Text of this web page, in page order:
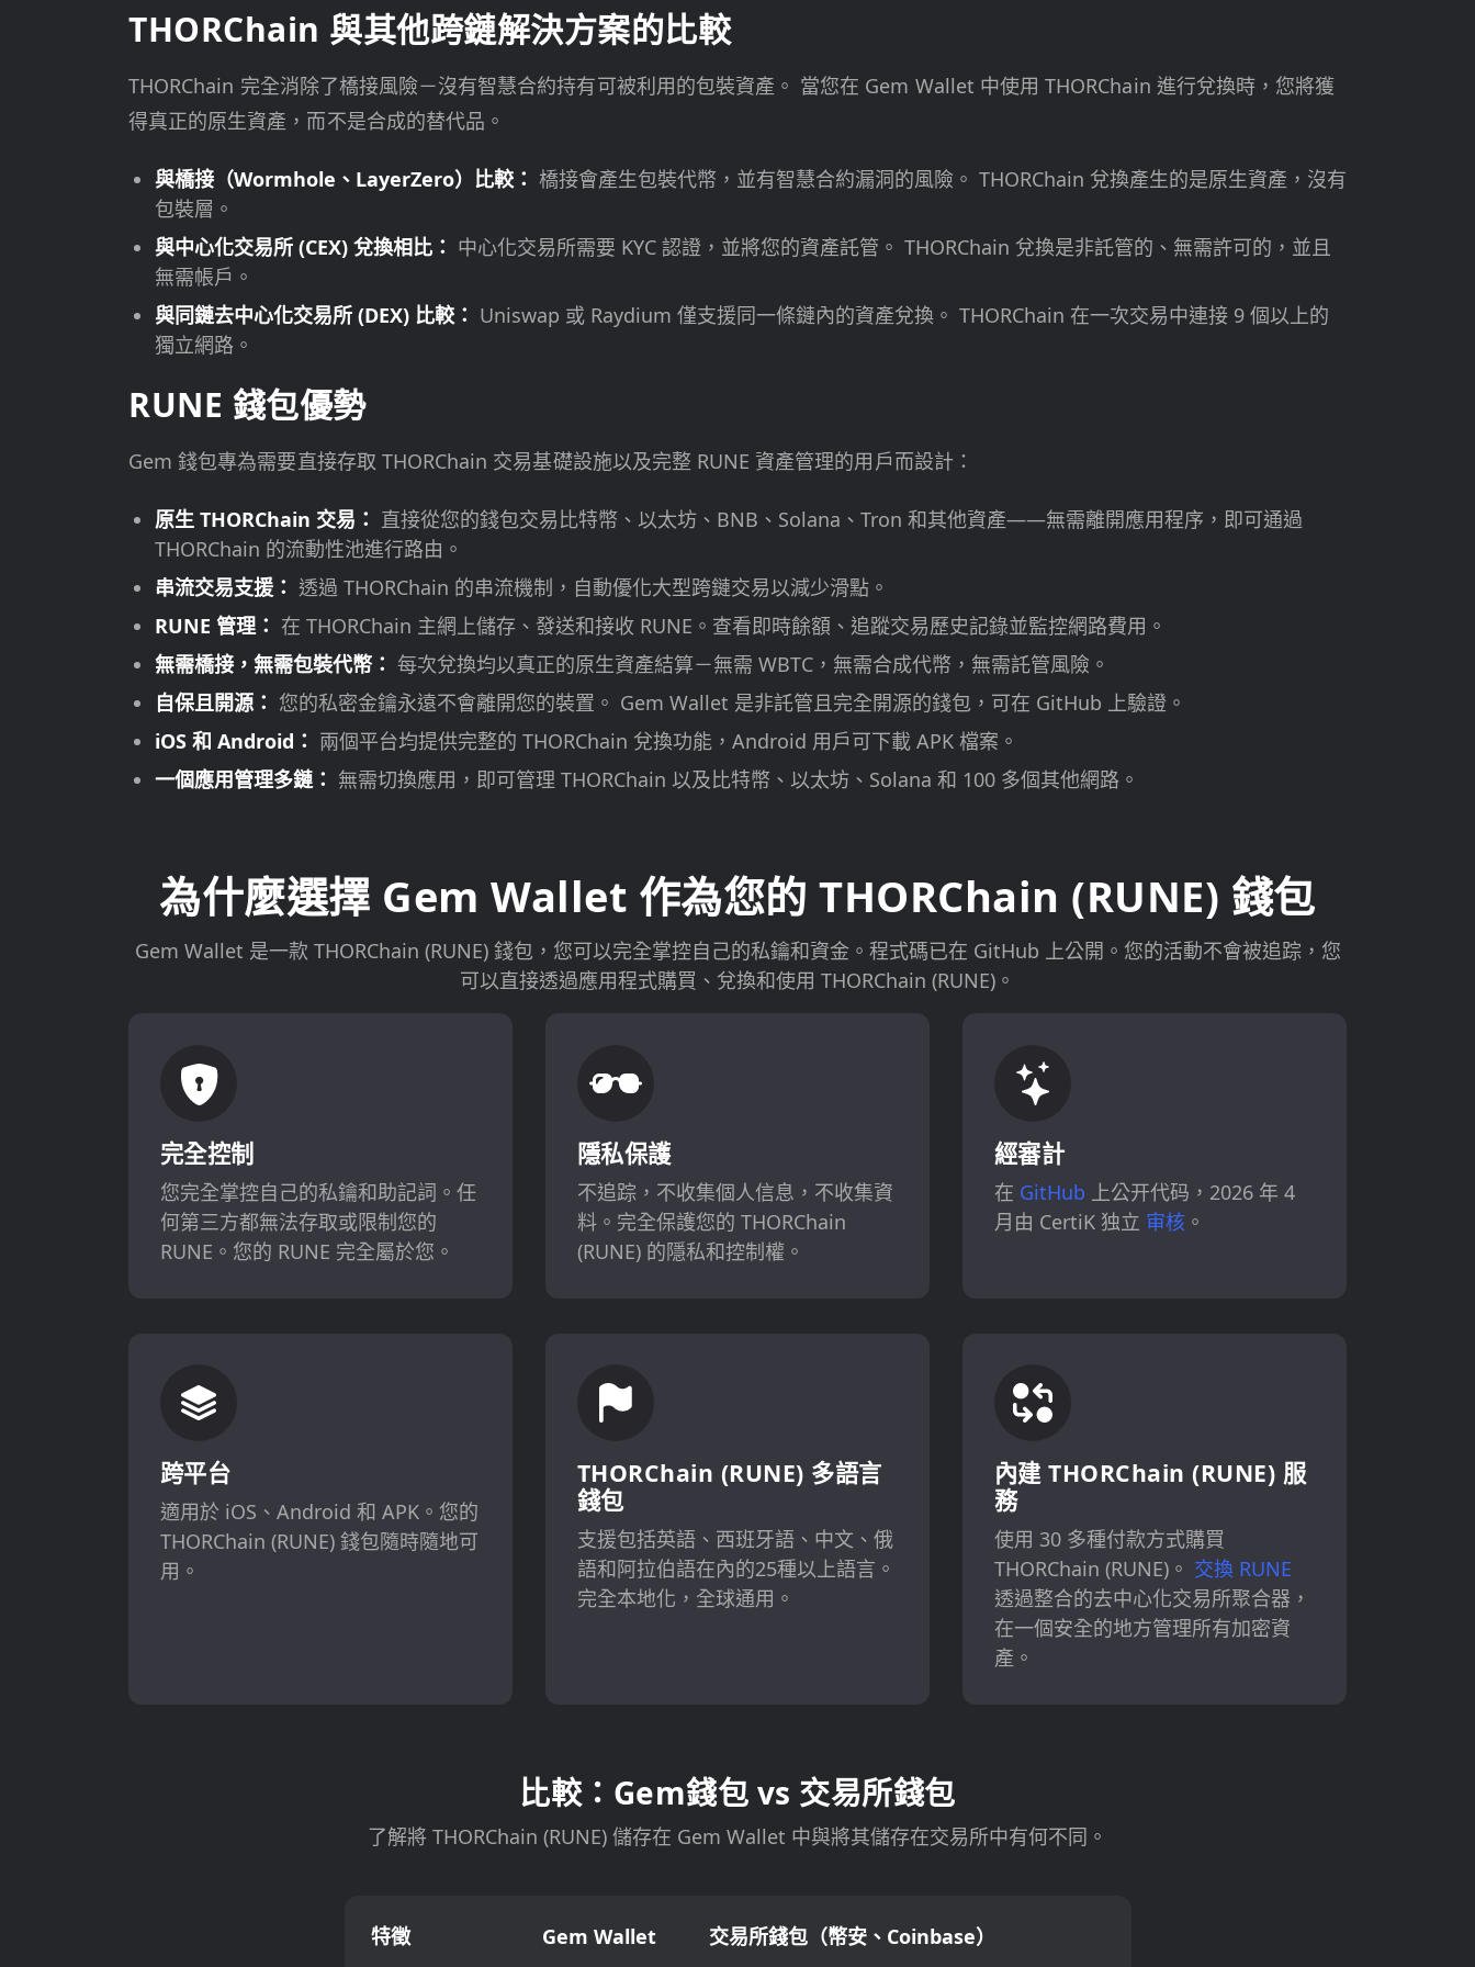
THORChain 與其他跨鏈解決方案的比較
THORChain 完全消除了橋接風險－沒有智慧合約持有可被利用的包裝資產。 當您在 Gem Wallet 中使用 THORChain 進行兌換時，您將獲
得真正的原生資產，而不是合成的替代品。
與橋接（Wormhole、LayerZero）比較： 橋接會產生包裝代幣，並有智慧合約漏洞的風險。 THORChain 兌換產生的是原生資產，沒有
包裝層。
與中心化交易所 (CEX) 兌換相比： 中心化交易所需要 KYC 認證，並將您的資產託管。 THORChain 兌換是非託管的、無需許可的，並且
無需帳戶。
與同鏈去中心化交易所 (DEX) 比較： Uniswap 或 Raydium 僅支援同一條鏈內的資產兌換。 THORChain 在一次交易中連接 9 個以上的
獨立網路。
RUNE 錢包優勢
Gem 錢包專為需要直接存取 THORChain 交易基礎設施以及完整 RUNE 資產管理的用戶而設計：
原生 THORChain 交易： 直接從您的錢包交易比特幣、以太坊、BNB、Solana、Tron 和其他資產——無需離開應用程序，即可通過
THORChain 的流動性池進行路由。
串流交易支援： 透過 THORChain 的串流機制，自動優化大型跨鏈交易以減少滑點。
RUNE 管理： 在 THORChain 主網上儲存、發送和接收 RUNE。查看即時餘額、追蹤交易歷史記錄並監控網路費用。
無需橋接，無需包裝代幣： 每次兌換均以真正的原生資產結算－無需 WBTC，無需合成代幣，無需託管風險。
自保且開源： 您的私密金鑰永遠不會離開您的裝置。 Gem Wallet 是非託管且完全開源的錢包，可在 GitHub 上驗證。
iOS 和 Android： 兩個平台均提供完整的 THORChain 兌換功能，Android 用戶可下載 APK 檔案。
一個應用管理多鏈： 無需切換應用，即可管理 THORChain 以及比特幣、以太坊、Solana 和 100 多個其他網路。
為什麼選擇 Gem Wallet 作為您的 THORChain (RUNE) 錢包
Gem Wallet 是一款 THORChain (RUNE) 錢包，您可以完全掌控自己的私鑰和資金。程式碼已在 GitHub 上公開。您的活動不會被追踪，您
可以直接透過應用程式購買、兌換和使用 THORChain (RUNE)。
完全控制
您完全掌控自己的私鑰和助記詞。任
何第三方都無法存取或限制您的
RUNE。您的 RUNE 完全屬於您。
隱私保護
不追踪，不收集個人信息，不收集資
料。完全保護您的 THORChain
(RUNE) 的隱私和控制權。
經審計
在 GitHub 上公开代码，2026 年 4
月由 CertiK 独立 审核。
跨平台
適用於 iOS、Android 和 APK。您的
THORChain (RUNE) 錢包隨時隨地可
用。
THORChain (RUNE) 多語言
錢包
支援包括英語、西班牙語、中文、俄
語和阿拉伯語在內的25種以上語言。
完全本地化，全球通用。
內建 THORChain (RUNE) 服
務
使用 30 多種付款方式購買
THORChain (RUNE)。 交換 RUNE
透過整合的去中心化交易所聚合器，
在一個安全的地方管理所有加密資
產。
比較：Gem錢包 vs 交易所錢包
了解將 THORChain (RUNE) 儲存在 Gem Wallet 中與將其儲存在交易所中有何不同。
特徵 Gem Wallet 交易所錢包（幣安、Coinbase）